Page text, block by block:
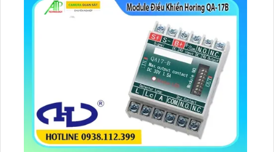
từ nhiều khu vực khác nhau muốn đảm bảo sự an
toàn tối đa cho con người và tài sản.